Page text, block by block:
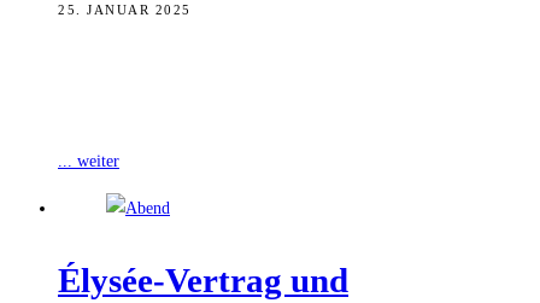
25. JANUAR 2025
... weiter
Ély­sée-Ver­trag und